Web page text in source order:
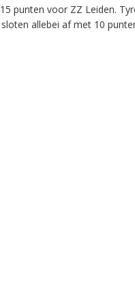
punten voor ZZ Leiden.
allebei af met 10